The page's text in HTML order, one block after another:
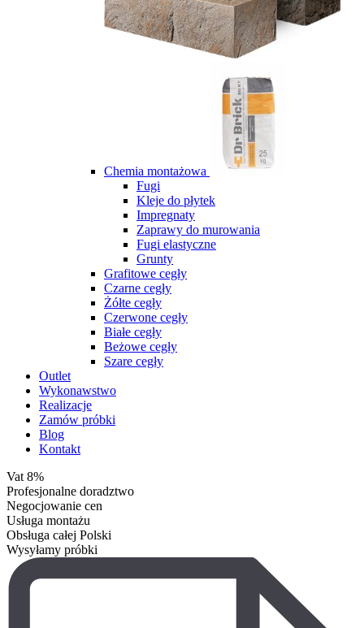
Chemia montażowa
Fugi
Kleje do płytek
Impregnaty
Zaprawy do murowania
Fugi elastyczne
Grunty
Grafitowe cegły
Czarne cegły
Żółte cegły
Czerwone cegły
Białe cegły
Beżowe cegły
Szare cegły
Outlet
Wykonawstwo
Realizacje
Zamów próbki
Blog
Kontakt
Vat 8%
Profesjonalne doradztwo
Negocjowanie cen
Usługa montażu
Obsługa całej Polski
Wysyłamy próbki